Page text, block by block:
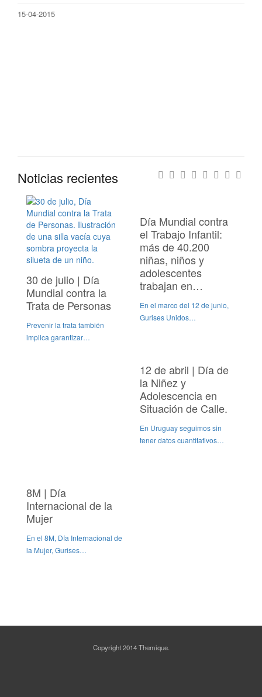
15-04-2015
Noticias recientes
30 de julio | Día
Mundial contra la
Trata de Personas
Prevenir la trata también
implica garantizar…
Día Mundial contra
el Trabajo Infantil:
más de 40.200
niñas, niños y
adolescentes
trabajan en…
En el marco del 12 de junio,
Gurises Unidos…
12 de abril | Día de
la Niñez y
Adolescencia en
Situación de Calle.
En Uruguay seguimos sin
tener datos cuantitativos…
8M | Día
Internacional de la
Mujer
En el 8M, Día Internacional de
la Mujer, Gurises…
Copyright 2014 Themique.